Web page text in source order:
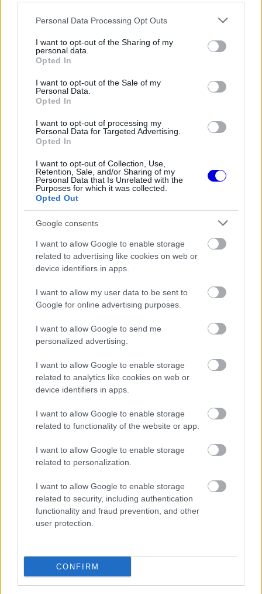
Please note that this website/app uses one or more Google
not limited to your visit or usage behaviour. You may click to
grant or deny consent to Google and its third-party tags to
use your data for below specified purposes in below Google
consent section.
Personal Data Processing Opt Outs
I want to opt-out of the Sharing of my
personal data.
Opted In
I want to opt-out of the Sale of my
Personal Data.
Opted In
I want to opt-out of processing my
Personal Data for Targeted Advertising.
Opted In
I want to opt-out of Collection, Use,
Retention, Sale, and/or Sharing of my
Personal Data that Is Unrelated with the
Purposes for which it was collected.
Opted Out
Google consents
I want to allow Google to enable storage
related to advertising like cookies on web or
device identifiers in apps.
I want to allow my user data to be sent to
Google for online advertising purposes.
I want to allow Google to send me
personalized advertising.
I want to allow Google to enable storage
related to analytics like cookies on web or
device identifiers in apps.
I want to allow Google to enable storage
related to functionality of the website or app.
I want to allow Google to enable storage
related to personalization.
I want to allow Google to enable storage
related to security, including authentication
functionality and fraud prevention, and other
user protection.
CONFIRM
This
window.
The media could not be loaded, either because
the server or network failed or because the format
„Ettől eltekintve nincs mit mondani. Ott volt a
kvalifikáción, ott volt a versenyen. Még amikor
megpördült Magyarországon, akkor is megnyerte
a futamot. Amikor elkezded ezt a pozitív spirált,
mindent jól csinálsz, semmi sem állíthat meg,
A Ferrari olyan útra lépett amely
évekre meghatározhatja a sikerét
Adrian Newey tiszta vizet öntött a
pohárba Fernando Alonso jövőjéről
FORMA-1
Amerikai versenysorozatban
A francia arra is kitért, hogy Brazíliában volt némi